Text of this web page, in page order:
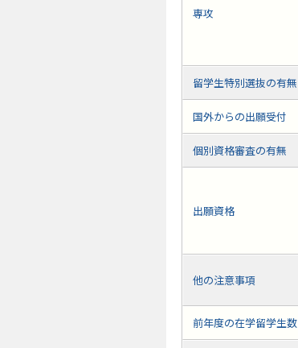
専攻
留学生特別選抜の有無
国外からの出願受付
個別資格審査の有無
出願資格
他の注意事項
前年度の在学留学生数